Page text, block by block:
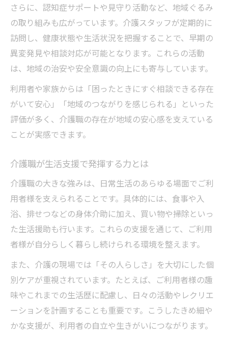
さらに、認知症サポートや見守り活動など、地域ぐるみ
の取り組みも広がっています。介護スタッフが定期的に
訪問し、健康状態や生活状況を把握することで、早期の
異変発見や相談対応が可能となります。これらの活動
は、地域の治安や安全意識の向上にも寄与しています。
利用者や家族からは「困ったときにすぐ相談できる存在
がいて安心」「地域のつながりを感じられる」といった
評価が多く、介護職の存在が地域の安心感を支えている
ことが実感できます。
介護職が生活支援で発揮する力とは
介護職の大きな強みは、日常生活のあらゆる場面でご利
用者様を支えられることです。具体的には、食事や入
浴、排せつなどの身体介助に加え、買い物や掃除といっ
た生活援助も行います。これらの支援を通じて、ご利用
者様が自分らしく暮らし続けられる環境を整えます。
また、介護の現場では「その人らしさ」を大切にした個
別ケアが重視されています。たとえば、ご利用者様の趣
味やこれまでの生活歴に配慮し、日々の活動やレクリエ
ーションを計画することも重要です。こうしたきめ細や
かな支援が、利用者の自立や生きがいにつながります。